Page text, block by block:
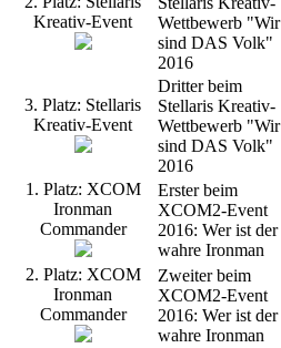
Kreativ-Event
Wettbewerb "Wir
sind DAS Volk"
2016
3. Platz: Stellaris
Kreativ-Event
Dritter beim
Stellaris Kreativ-
Wettbewerb "Wir
sind DAS Volk"
2016
1. Platz: XCOM
Ironman
Commander
Erster beim
XCOM2-Event
2016: Wer ist der
wahre Ironman
2. Platz: XCOM
Ironman
Commander
Zweiter beim
XCOM2-Event
2016: Wer ist der
wahre Ironman